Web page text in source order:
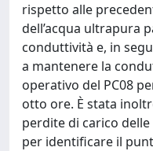
rispetto alle
dell’acqua ultrapura
conduttività e, in
a mantenere la
operativo del PC08
otto ore. È stata
perdite di carico
per identificare il